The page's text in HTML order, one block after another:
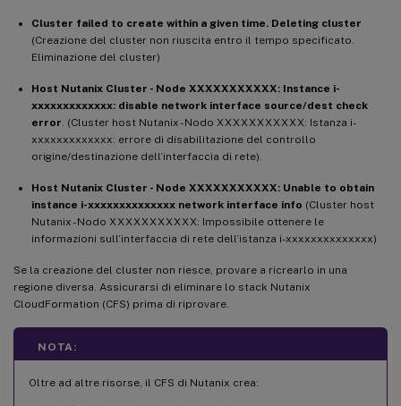
Microsoft.Compute/sshPublicKeys/delete
Microsoft.Nutanix/Interfaces/write
Microsoft.Nutanix/Nodes/read
Microsoft.Nutanix/Nodes/write
Microsoft.Nutanix/Nodes/delete
Microsoft.Nutanix/register/action
Microsoft.Network/virtualHubs/*
Microsoft.Network/routeTables/read
Microsoft.Network/routeTables/write
Microsoft.Network/routeTables/delete
Microsoft.Network/routeTables/join/action
Microsoft.Network/routeTables/routes/
Microsoft.CostManagement/views/read
Microsoft.CostManagement/
Microsoft.CostManagement/
Microsoft.Network/virtualWans/write
Cluster failed to create within a given time. Deleting cluster
(Creazione del cluster non riuscita entro il tempo specificato.
Eliminazione del cluster)
Host Nutanix Cluster - Node XXXXXXXXXXX: Instance i-
xxxxxxxxxxxxx: disable network interface source/dest check
error . (Cluster host Nutanix - Nodo XXXXXXXXXXX: Istanza i-
xxxxxxxxxxxxx: errore di disabilitazione del controllo
origine/destinazione dell’interfaccia di rete).
Host Nutanix Cluster - Node XXXXXXXXXXX: Unable to obtain
instance i-xxxxxxxxxxxxxx network interface info (Cluster host
Nutanix - Nodo XXXXXXXXXXX: Impossibile ottenere le
informazioni sull’interfaccia di rete dell’istanza i-xxxxxxxxxxxxxx)
Se la creazione del cluster non riesce, provare a ricrearlo in una
regione diversa. Assicurarsi di eliminare lo stack Nutanix
CloudFormation (CFS) prima di riprovare.
NOTA:
Oltre ad altre risorse, il CFS di Nutanix crea: